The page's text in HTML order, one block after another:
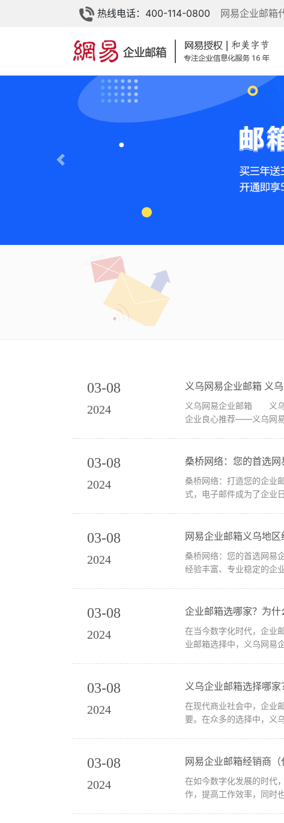
热线电话：400-114-0800 网易企业邮箱
Previous
03-08
2024
义乌网易企业邮箱 义
义乌网易企业邮箱 义乌地区的网络公司确实很多，但是一心一意专心致力于义乌企业邮箱这项服务的义乌公司少之又少。 这里向义乌的
企业良心推荐——义乌网
03-08
2024
桑桥网络：您的首选网
桑桥网络：打造您的企业邮件沟通利器 在现代商业环境中，高效的沟通是每个企业的核心
式，电子邮件成为了企业
03-08
2024
网易企业邮箱义乌地区
桑桥网络：您的首选网易企业邮箱义乌地区经销商（代理
03-08
2024
企业邮箱选哪家？为什
在当今数字化时代，企业
业邮箱选择中，义乌网易
03-08
2024
义乌企业邮箱选择哪
在现代商业社会中，企业
要。在众多的选择中，义
03-08
2024
网易企业邮箱经销商（
在如今数字化发展的时代
作，提高工作效率，同时